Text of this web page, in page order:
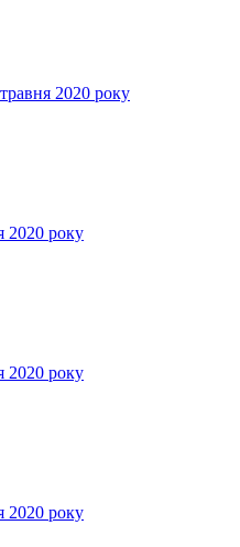
травня 2020 року
2020 року
2020 року
2020 року